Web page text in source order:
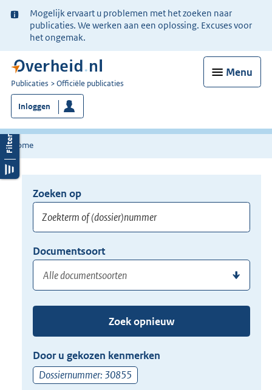
Ter
informatie:
Mogelijk ervaart u problemen met het zoeken naar
publicaties. We werken aan een oplossing. Excuses voor
het ongemak.
Menu
U
bent
nu
hier:
Publicaties Officiële publicaties
Inloggen
Home
Opnieuw
zoeken:
Zoeken op
of
(dossier)nummer
hier
uw
zoekterm
of
(dossier)nummer
in
Documentsoort
of
de
pijl
beneden
Zoek opnieuw
Door u gekozen kenmerken
Dossiernummer: 30855